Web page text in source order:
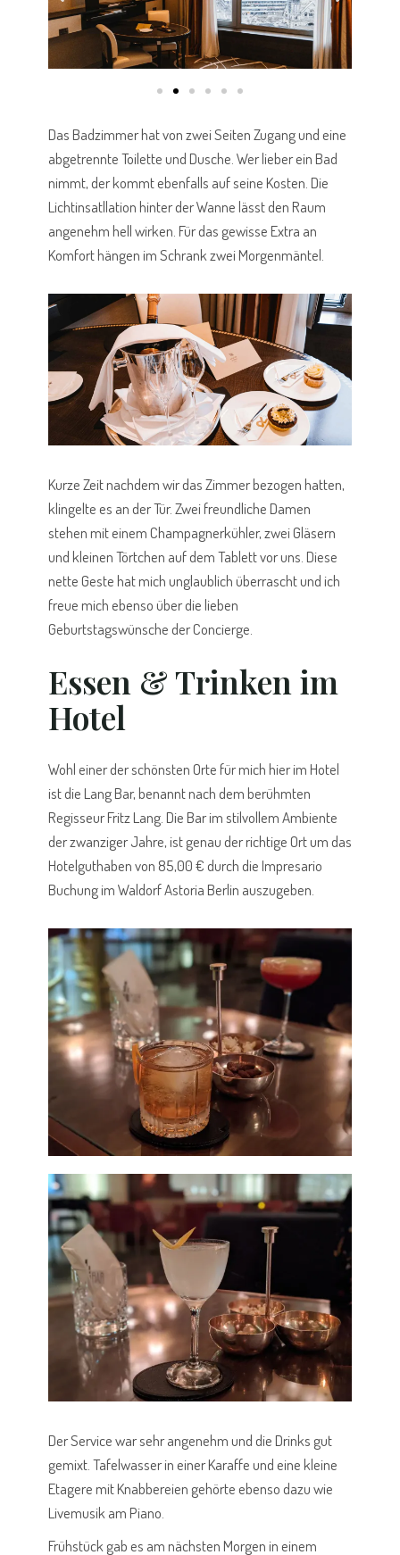
Das Badzimmer hat von zwei Seiten Zugang und eine
abgetrennte Toilette und Dusche. Wer lieber ein Bad
nimmt, der kommt ebenfalls auf seine Kosten. Die
Lichtinsatllation hinter der Wanne lässt den Raum
angenehm hell wirken. Für das gewisse Extra an
Komfort hängen im Schrank zwei Morgenmäntel.
Kurze Zeit nachdem wir das Zimmer bezogen hatten,
klingelte es an der Tür. Zwei freundliche Damen
stehen mit einem Champagnerkühler, zwei Gläsern
und kleinen Törtchen auf dem Tablett vor uns. Diese
nette Geste hat mich unglaublich überrascht und ich
freue mich ebenso über die lieben
Geburtstagswünsche der Concierge.
Essen & Trinken im
Hotel
Wohl einer der schönsten Orte für mich hier im Hotel
ist die Lang Bar, benannt nach dem berühmten
Regisseur Fritz Lang. Die Bar im stilvollem Ambiente
der zwanziger Jahre, ist genau der richtige Ort um das
Hotelguthaben von 85,00 € durch die Impresario
Buchung im Waldorf Astoria Berlin auszugeben.
Der Service war sehr angenehm und die Drinks gut
gemixt. Tafelwasser in einer Karaffe und eine kleine
Etagere mit Knabbereien gehörte ebenso dazu wie
Livemusik am Piano.
Frühstück gab es am nächsten Morgen in einem